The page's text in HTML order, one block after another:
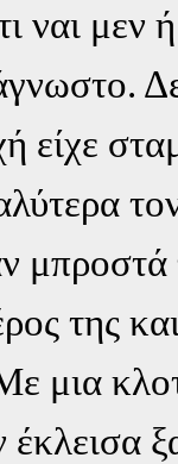
ναι
της
μια
έκλεισα